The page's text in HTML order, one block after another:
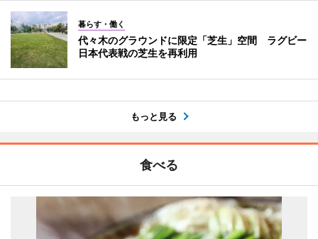
暮らす・働く
代々木のグラウンドに限定「芝生」空間 ラグビー
日本代表戦の芝生を再利用
もっと見る
食べる